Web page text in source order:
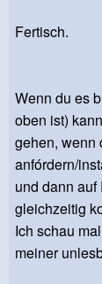
Fertisch.
Wenn du es
oben ist)
gehen, wenn
anfórdern/
und dann
gleichzeitig
Ich schau
meiner